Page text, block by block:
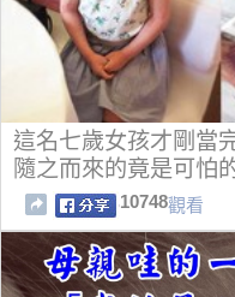
這名七歲女孩才剛當
隨之而來的竟是可怕
10748觀看